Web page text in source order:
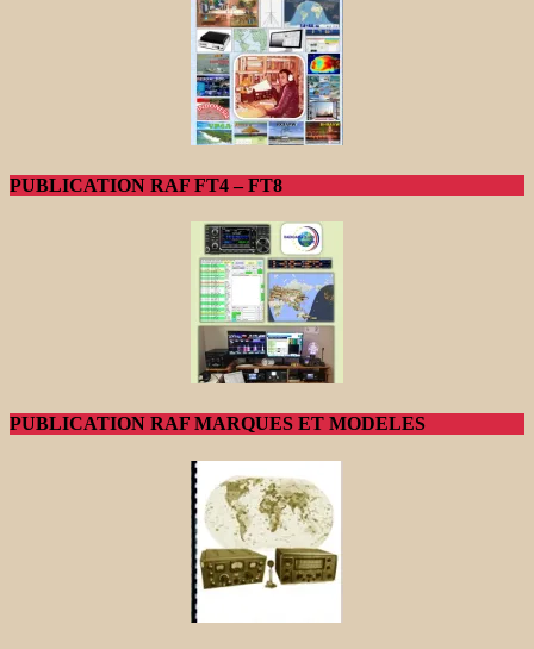
PUBLICATION RAF FT4 – FT8
PUBLICATION RAF MARQUES ET MODELES